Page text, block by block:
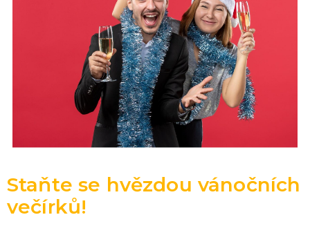
Staňte se hvězdou vánočních
večírků!